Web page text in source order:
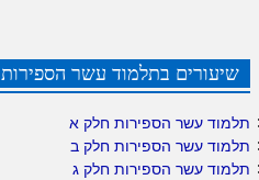
שיעורים בתלמוד עשר הספירות
תלמוד עשר הספירות חלק א
תלמוד עשר הספירות חלק ב
תלמוד עשר הספירות חלק ג